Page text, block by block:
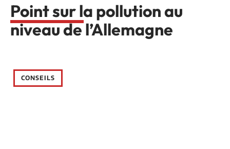
Point sur la pollution au
niveau de l’Allemagne
CONSEILS